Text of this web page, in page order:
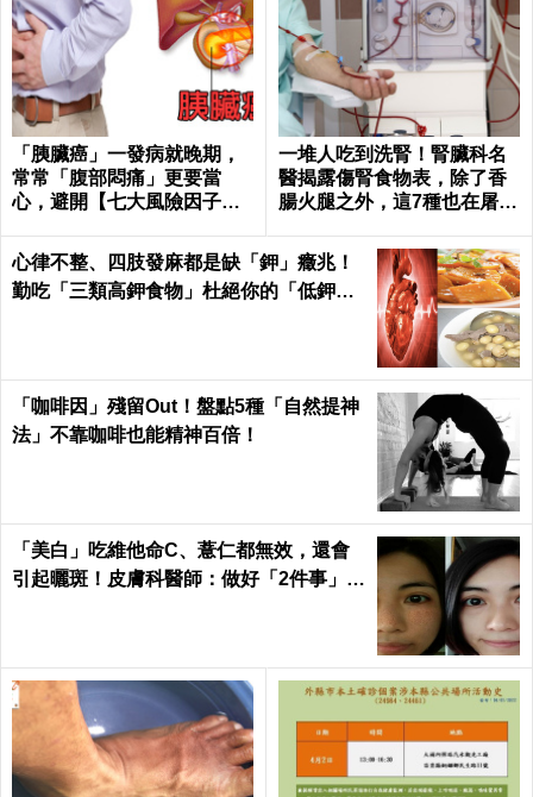
「胰臟癌」一發病就晚期，
常常「腹部悶痛」更要當
心，避開【七大風險因子】
alth
一堆人吃到洗腎！腎臟科名
醫揭露傷腎食物表，除了香
腸火腿之外，這7種也在屠殺
心律不整、四肢發麻都是缺「鉀」癥兆！
勤吃「三類高鉀食物」杜絕你的「低鉀」
「咖啡因」殘留Out！盤點5種「自然提神
法」不靠咖啡也能精神百倍！
「美白」吃維他命C、薏仁都無效，還會
引起曬斑！皮膚科醫師：做好「2件事」最